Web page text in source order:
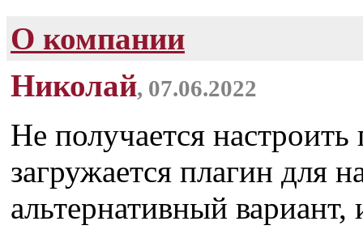
О компании
Николай, 07.06.2022
Не получается
загружается плагин для
альтернативный